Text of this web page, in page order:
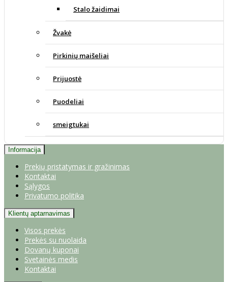
Stalo žaidimai
Žvakė
Pirkinių maišeliai
Prijuostė
Puodeliai
smeigtukai
Informacija
Prekių pristatymas ir gražinimas
Kontaktai
Sąlygos
Privatumo politika
Klientų aptarnavimas
Visos prekės
Prekės su nuolaida
Dovanų kuponai
Svetainės medis
Kontaktai